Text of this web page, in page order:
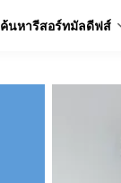
ค้นหารีสอร์ทมัลดีฟส์